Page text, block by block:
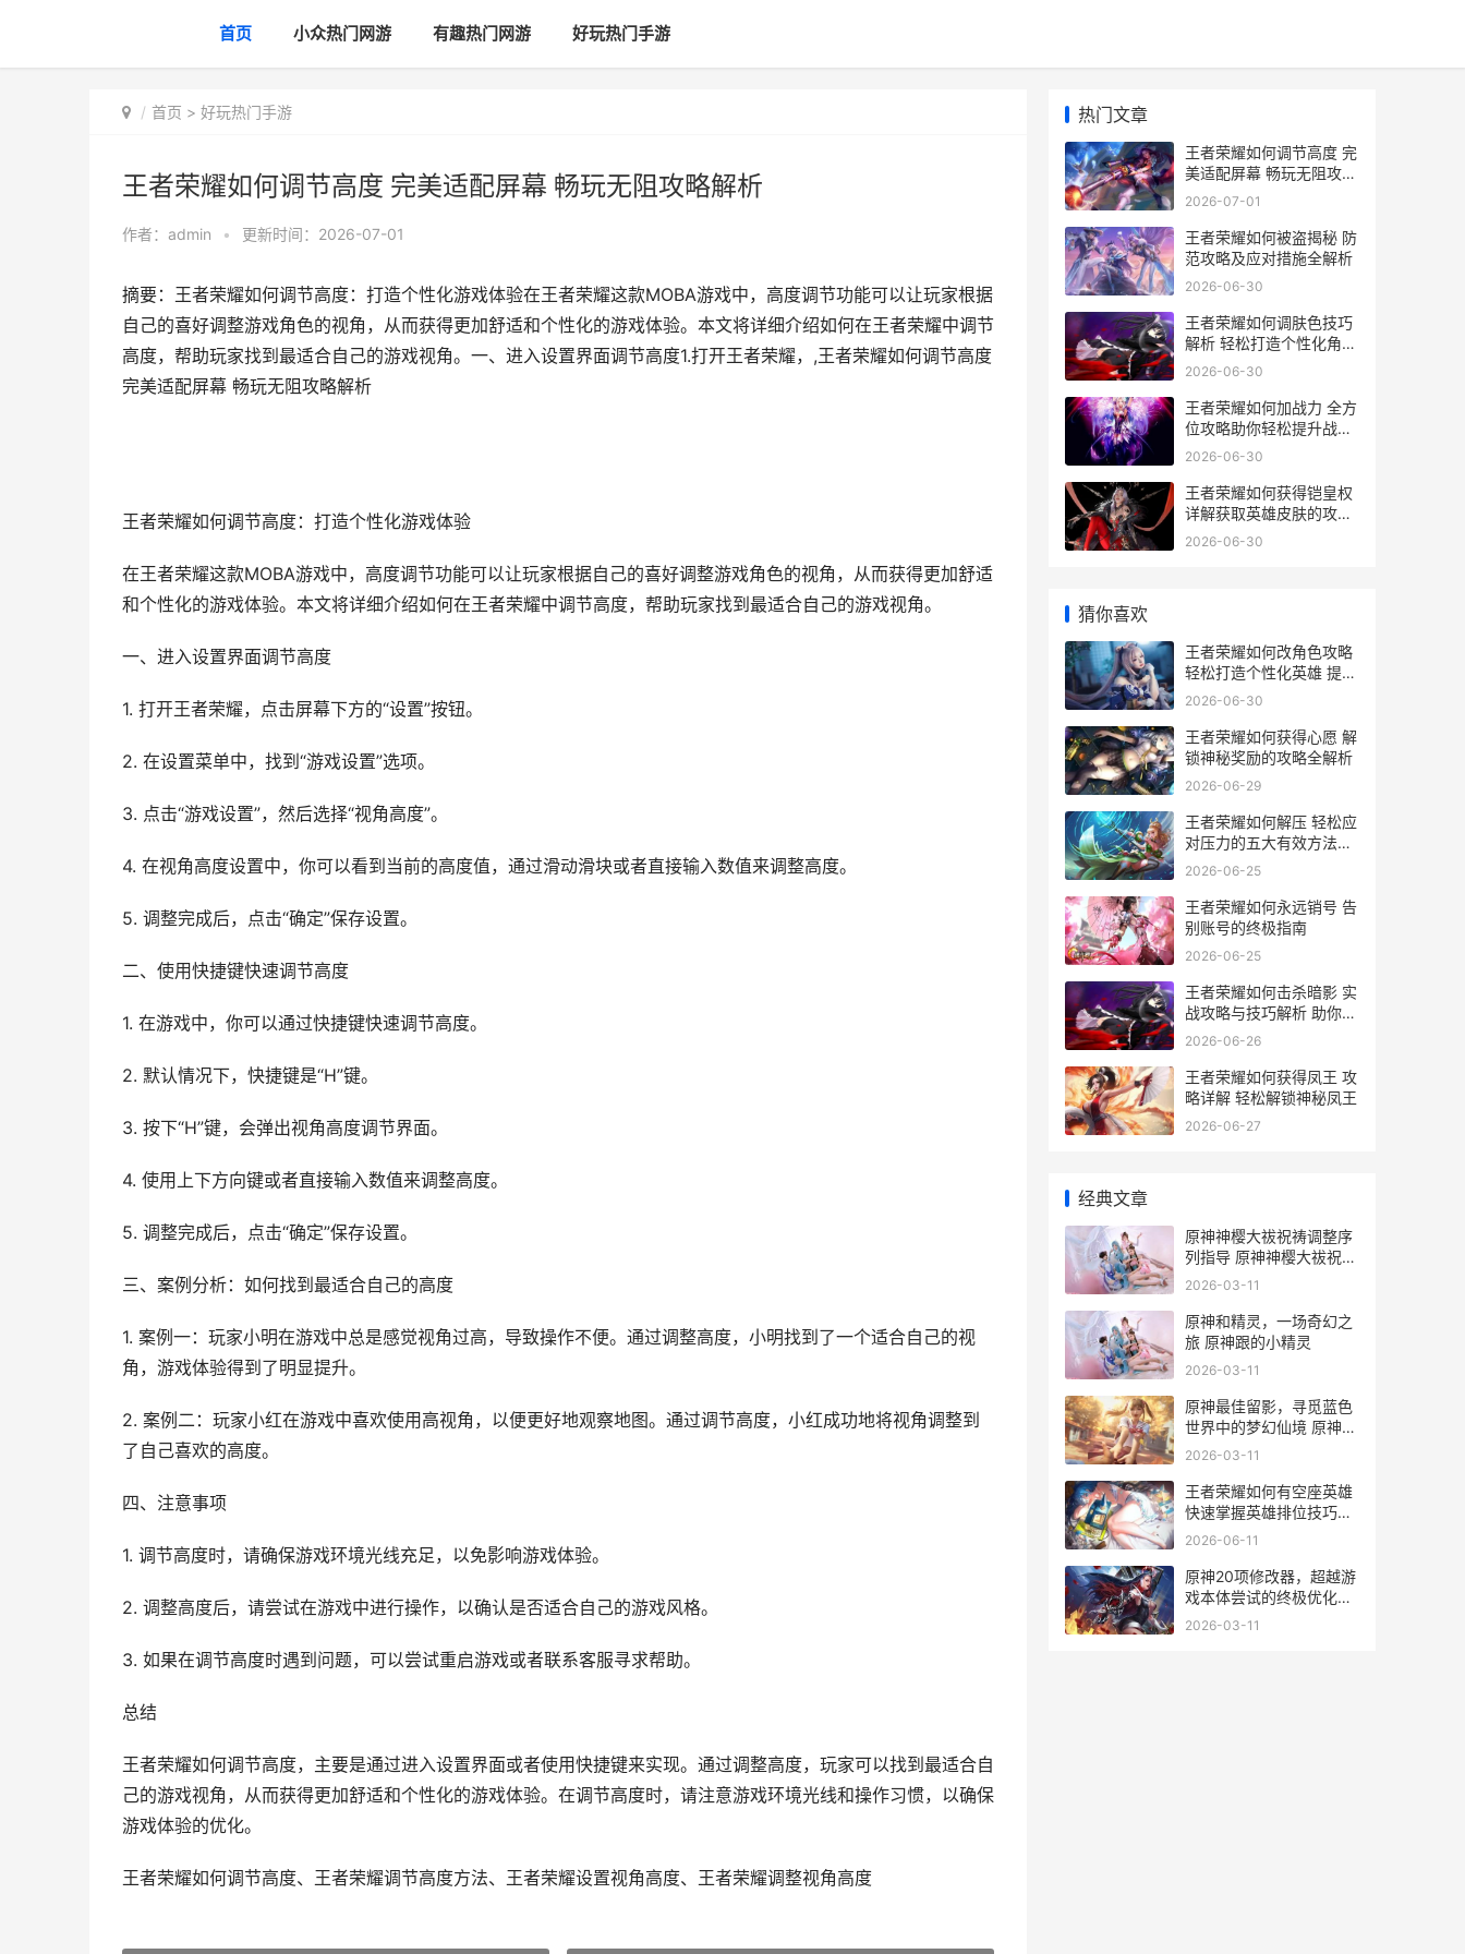
首页 小众热门网游 有趣热门网游 好玩热门手游
首页 > 好玩热门手游
王者荣耀如何调节高度 完美适配屏幕 畅玩无阻攻略解析
作者： admin • 更新时间：2026-07-01
摘要：王者荣耀如何调节高度：打造个性化游戏体验在王者荣耀这款MOBA游戏中，高度调节功能可以让玩家根据
自己的喜好调整游戏角色的视角，从而获得更加舒适和个性化的游戏体验。本文将详细介绍如何在王者荣耀中调节
高度，帮助玩家找到最适合自己的游戏视角。一、进入设置界面调节高度1.打开王者荣耀，,王者荣耀如何调节高度
完美适配屏幕 畅玩无阻攻略解析
王者荣耀如何调节高度：打造个性化游戏体验
在王者荣耀这款MOBA游戏中，高度调节功能可以让玩家根据自己的喜好调整游戏角色的视角，从而获得更加舒适
和个性化的游戏体验。本文将详细介绍如何在王者荣耀中调节高度，帮助玩家找到最适合自己的游戏视角。
一、进入设置界面调节高度
1. 打开王者荣耀，点击屏幕下方的“设置”按钮。
2. 在设置菜单中，找到“游戏设置”选项。
3. 点击“游戏设置”，然后选择“视角高度”。
4. 在视角高度设置中，你可以看到当前的高度值，通过滑动滑块或者直接输入数值来调整高度。
5. 调整完成后，点击“确定”保存设置。
二、使用快捷键快速调节高度
1. 在游戏中，你可以通过快捷键快速调节高度。
2. 默认情况下，快捷键是“H”键。
3. 按下“H”键，会弹出视角高度调节界面。
4. 使用上下方向键或者直接输入数值来调整高度。
5. 调整完成后，点击“确定”保存设置。
三、案例分析：如何找到最适合自己的高度
1. 案例一：玩家小明在游戏中总是感觉视角过高，导致操作不便。通过调整高度，小明找到了一个适合自己的视
角，游戏体验得到了明显提升。
2. 案例二：玩家小红在游戏中喜欢使用高视角，以便更好地观察地图。通过调节高度，小红成功地将视角调整到
了自己喜欢的高度。
四、注意事项
1. 调节高度时，请确保游戏环境光线充足，以免影响游戏体验。
2. 调整高度后，请尝试在游戏中进行操作，以确认是否适合自己的游戏风格。
3. 如果在调节高度时遇到问题，可以尝试重启游戏或者联系客服寻求帮助。
总结
王者荣耀如何调节高度，主要是通过进入设置界面或者使用快捷键来实现。通过调整高度，玩家可以找到最适合自
己的游戏视角，从而获得更加舒适和个性化的游戏体验。在调节高度时，请注意游戏环境光线和操作习惯，以确保
游戏体验的优化。
王者荣耀如何调节高度、王者荣耀调节高度方法、王者荣耀设置视角高度、王者荣耀调整视角高度
热门文章
王者荣耀如何调节高度 完
美适配屏幕 畅玩无阻攻略
解析
2026-07-01
王者荣耀如何被盗揭秘 防
范攻略及应对措施全解析
2026-06-30
王者荣耀如何调肤色技巧
解析 轻松打造个性化角色
肤色设置指南
2026-06-30
王者荣耀如何加战力 全方
位攻略助你轻松提升战斗
力
2026-06-30
王者荣耀如何获得铠皇权
详解获取英雄皮肤的攻略
与技巧
2026-06-30
猜你喜欢
王者荣耀如何改角色攻略
轻松打造个性化英雄 提升
游戏体验全解析
2026-06-30
王者荣耀如何获得心愿 解
锁神秘奖励的攻略全解析
2026-06-29
王者荣耀如何解压 轻松应
对压力的五大有效方法解
析
2026-06-25
王者荣耀如何永远销号 告
别账号的终极指南
2026-06-25
王者荣耀如何击杀暗影 实
战攻略与技巧解析 助你轻
松上分
2026-06-26
王者荣耀如何获得凤王 攻
略详解 轻松解锁神秘凤王
2026-06-27
经典文章
原神神樱大祓祝祷调整序
列指导 原神神樱大祓祝祷
任务怎么过
2026-03-11
原神和精灵，一场奇幻之
旅 原神跟的小精灵
2026-03-11
原神最佳留影，寻觅蓝色
世界中的梦幻仙境 原神最
新留影机任务
2026-03-11
王者荣耀如何有空座英雄
快速掌握英雄排位技巧解
析
2026-06-11
原神20项修改器，超越游
戏本体尝试的终极优化指
导 原神修改器2021
2026-03-11